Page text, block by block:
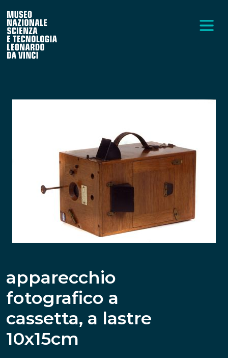
apparecchio
fotografico a
cassetta, a lastre
10x15cm